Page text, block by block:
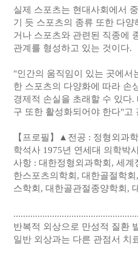
실제 스포츠는 현대사회에서
기 듯 스포츠의 종류 또한 다
거나 스포츠와 관련된 직종에
관계를 형성하고 있는 것이다.
"인간의 움직임이 있는 곳에서
한 스포츠의 다양화에 따라 손
경제적 손실을 초래할 수 있다
구 또한 활성화되어야 한다"고
【프로필】▲전공 : 정형외과
학석사 1975년 연세대 의학
사항 : 대한정형외과학회, 세
한스포츠의학회, 대한골절학
스학회, 대한골관절종양학회,
반복적 외상으로 만성적 질환
일반 외상과는 다른 관점서 치